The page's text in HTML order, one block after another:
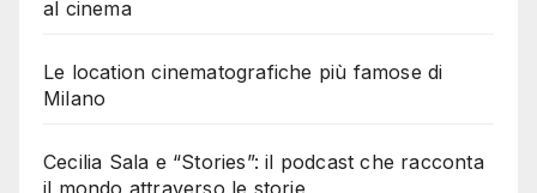
al cinema
Le location cinematografiche più famose di
Milano
Cecilia Sala e “Stories”: il podcast che racconta